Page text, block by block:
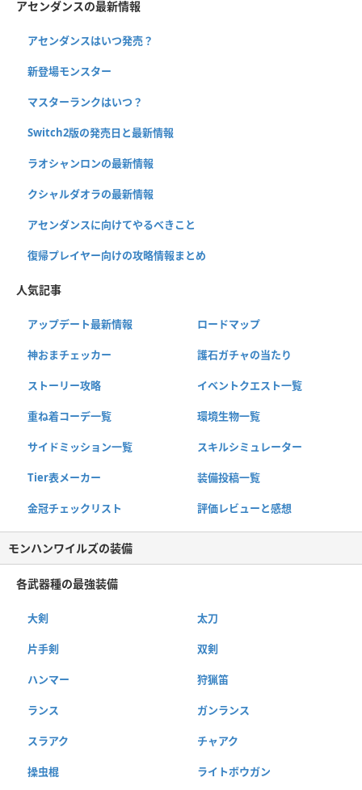
アセンダンスの最新情報
アセンダンスはいつ発売？
新登場モンスター
マスターランクはいつ？
Switch2版の発売日と最新情報
ラオシャンロンの最新情報
クシャルダオラの最新情報
アセンダンスに向けてやるべきこと
復帰プレイヤー向けの攻略情報まとめ
人気記事
アップデート最新情報 ロードマップ
神おまチェッカー 護石ガチャの当たり
ストーリー攻略 イベントクエスト一覧
重ね着コーデ一覧 環境生物一覧
サイドミッション一覧 スキルシミュレーター
Tier表メーカー 装備投稿一覧
金冠チェックリスト 評価レビューと感想
モンハンワイルズの装備
各武器種の最強装備
大剣 太刀
片手剣 双剣
ハンマー 狩猟笛
ランス ガンランス
スラアク チャアク
操虫棍 ライトボウガン